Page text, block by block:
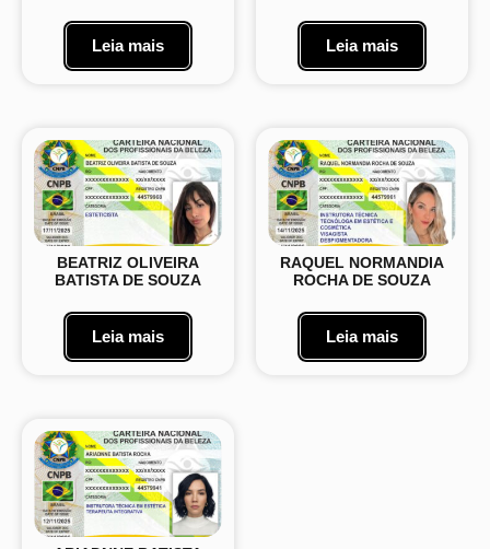
Leia mais Leia mais
BEATRIZ OLIVEIRA
BATISTA DE SOUZA
Leia mais
RAQUEL NORMANDIA
ROCHA DE SOUZA
Leia mais